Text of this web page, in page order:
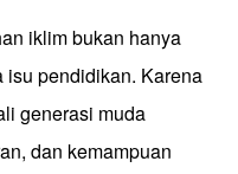
iklim bukan hanya
isu pendidikan. Karena
generasi muda
dan kemampuan